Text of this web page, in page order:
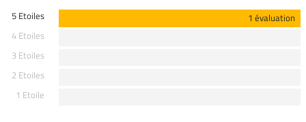
5 Etoiles
1 évaluation
4 Etoiles
3 Etoiles
2 Etoiles
1 Etoile